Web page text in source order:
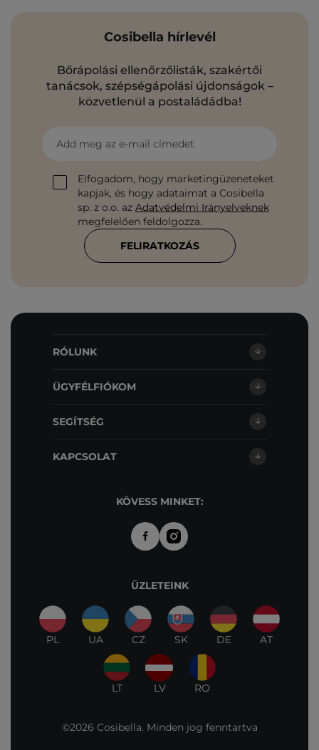
Cosibella hírlevél
Bőrápolási ellenőrzőlisták, szakértői
tanácsok, szépségápolási újdonságok –
közvetlenül a postaládádba!
Add meg az e-mail címedet
Elfogadom, hogy marketingüzeneteket
kapjak, és hogy adataimat a Cosibella
sp. z o.o. az Adatvédelmi Irányelveknek
megfelelően feldolgozza.
FELIRATKOZÁS
RÓLUNK
ÜGYFÉLFIÓKOM
SEGÍTSÉG
KAPCSOLAT
KÖVESS MINKET:
ÜZLETEINK
PL UA CZ SK DE AT
LT LV RO
©2026 Cosibella. Minden jog fenntartva